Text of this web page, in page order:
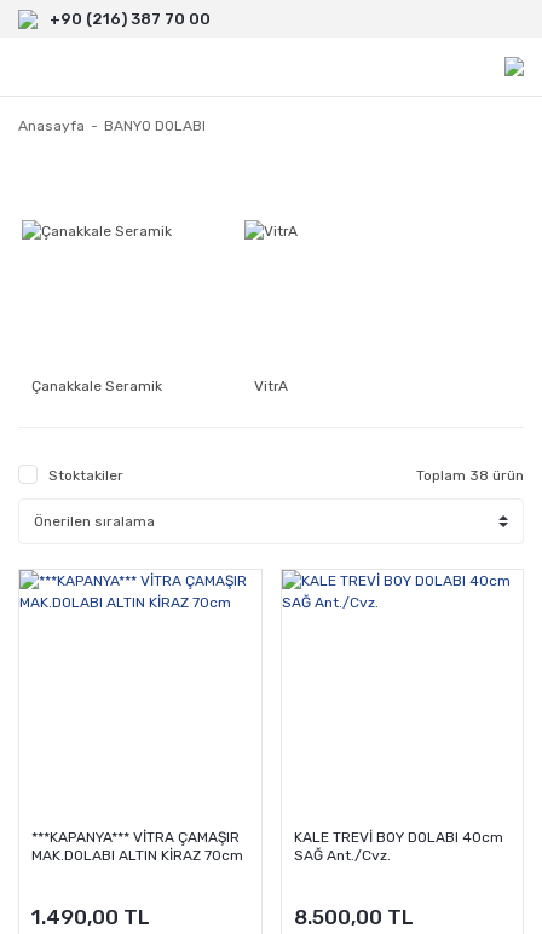
+90 (216) 387 70 00
Anasayfa BANYO DOLABI
Çanakkale Seramik VitrA
Stoktakiler Toplam 38 ürün
***KAPANYA*** VİTRA ÇAMAŞIR
MAK.DOLABI ALTIN KİRAZ 70cm
1.490,00 TL
KALE TREVİ BOY DOLABI 40cm
SAĞ Ant./Cvz.
8.500,00 TL